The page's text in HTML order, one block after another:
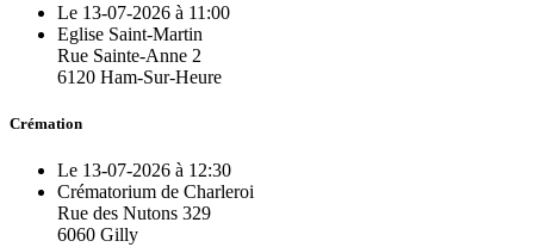
Le 13-07-2026 à 11:00
Eglise Saint-Martin
Rue Sainte-Anne 2
6120 Ham-Sur-Heure
Crémation
Le 13-07-2026 à 12:30
Crématorium de Charleroi
Rue des Nutons 329
6060 Gilly